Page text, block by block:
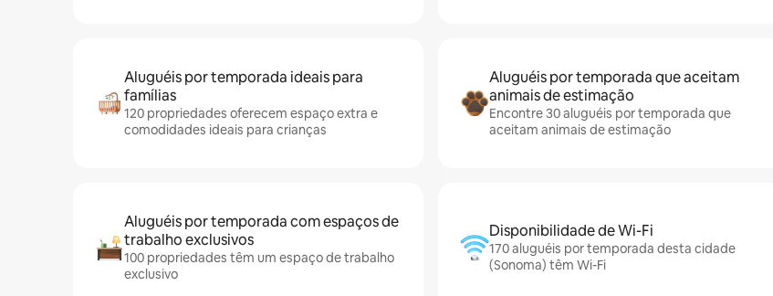
Aluguéis por temporada ideais para
famílias
120 propriedades oferecem espaço extra e
comodidades ideais para crianças
Aluguéis por temporada que aceitam
animais de estimação
Encontre 30 aluguéis por temporada que
aceitam animais de estimação
Aluguéis por temporada com espaços de
trabalho exclusivos
100 propriedades têm um espaço de trabalho
exclusivo
Disponibilidade de Wi-Fi
170 aluguéis por temporada desta cidade
(Sonoma) têm Wi-Fi